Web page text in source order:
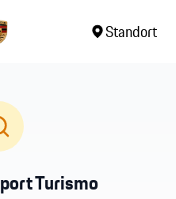
Standort
Turismo